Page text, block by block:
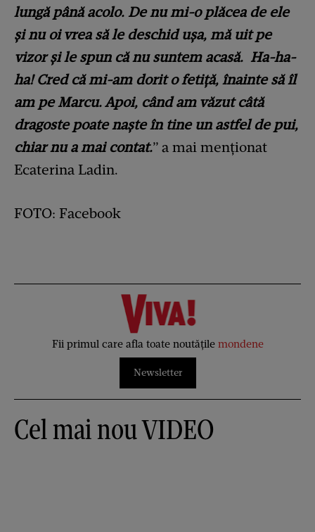
lungă până acolo. De nu mi-o plăcea de ele
și nu oi vrea să le deschid ușa, mă uit pe
vizor și le spun că nu suntem acasă. Ha-ha-
ha! Cred că mi-am dorit o fetiță, înainte să îl
am pe Marcu. Apoi, când am văzut câtă
dragoste poate naște în tine un astfel de pui,
chiar nu a mai contat.” a mai menționat
Ecaterina Ladin.
FOTO: Facebook
Fii primul care afla toate noutățile mondene
Newsletter
Cel mai nou VIDEO